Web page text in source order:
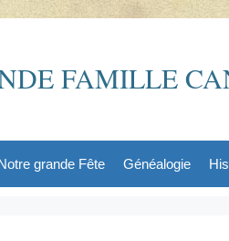
FAMILLE
grande Fête Généalogie